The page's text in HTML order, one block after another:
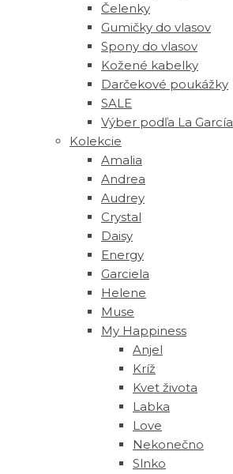
Čelenky
Gumičky do vlasov
Spony do vlasov
Kožené kabelky
Darčekové poukážky
SALE
Výber podľa La García
Kolekcie
Amalia
Andrea
Audrey
Crystal
Daisy
Energy
Garciela
Helene
Muse
‎My Happiness
Anjel
Kríž
Kvet života
Labka
Love
Nekonečno
Slnko